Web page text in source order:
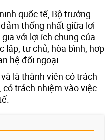
quốc tế, Bộ trưởng
thống nhất giữa lợi
với lợi ích chung của
lập, tự chủ, hòa bình, hợp
hệ đối ngoại.
là thành viên có trách
trách nhiệm vào việc